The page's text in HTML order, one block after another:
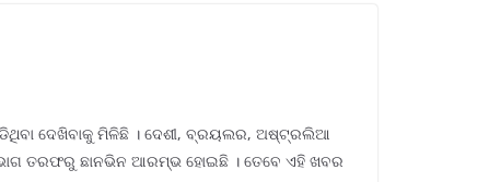
ଦେଖିବାକୁ ମିଳିଛି । ଦେଶୀ, ବ୍ରୟଲର, ଅଷ୍ଟ୍ରଲିଆ
ତରଫରୁ ଛାନଭିନ ଆରମ୍ଭ ହୋଇଛି । ତେବେ ଏହି ଖବର